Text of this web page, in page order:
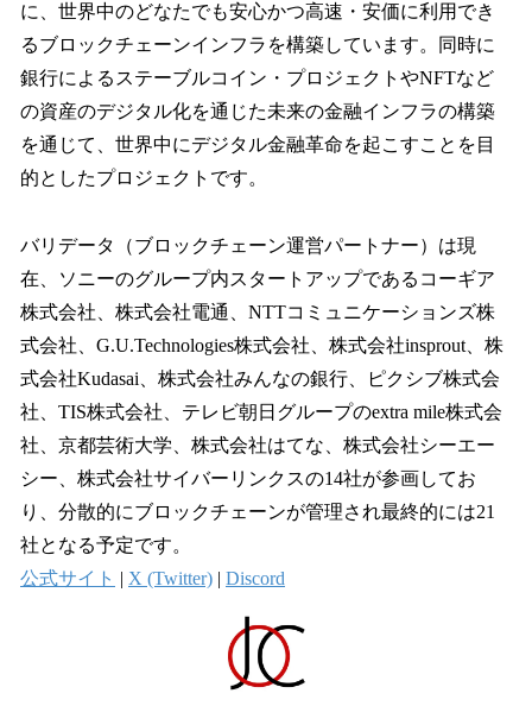
に、世界中のどなたでも安心かつ高速・安価に利用でき
るブロックチェーンインフラを構築しています。同時に
銀行によるステーブルコイン・プロジェクトやNFTなど
の資産のデジタル化を通じた未来の金融インフラの構築
を通じて、世界中にデジタル金融革命を起こすことを目
的としたプロジェクトです。
バリデータ（ブロックチェーン運営パートナー）は現
在、ソニーのグループ内スタートアップであるコーギア
株式会社、株式会社電通、NTTコミュニケーションズ株
式会社、G.U.Technologies株式会社、株式会社insprout、株
式会社Kudasai、株式会社みんなの銀行、ピクシブ株式会
社、TIS株式会社、テレビ朝日グループのextra mile株式会
社、京都芸術大学、株式会社はてな、株式会社シーエー
シー、株式会社サイバーリンクスの14社が参画してお
り、分散的にブロックチェーンが管理され最終的には21
社となる予定です。
公式サイト | X (Twitter) | Discord